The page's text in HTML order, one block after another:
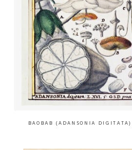
BAOBAB (ADANSONIA DIGITATA)